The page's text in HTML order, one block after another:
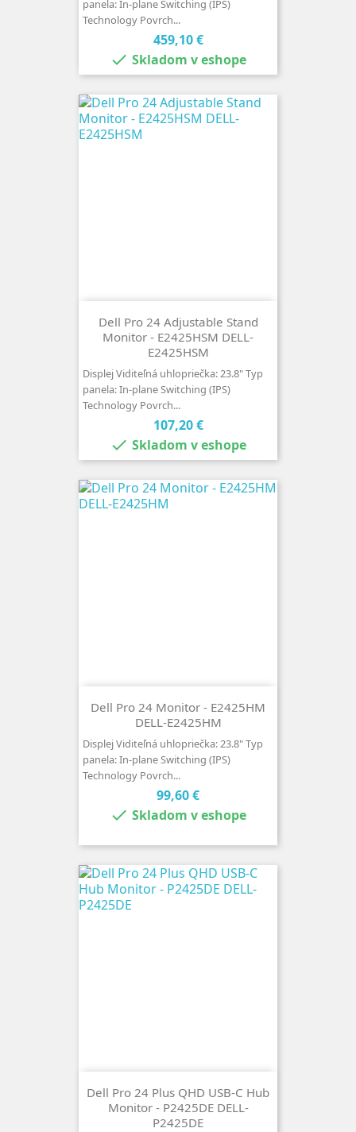
panela: In-plane Switching (IPS)
Technology Povrch...
Cena
459,10 €
 Skladom v eshope
Dell Pro 24 Adjustable Stand
Monitor - E2425HSM DELL-
E2425HSM
Displej Viditeľná uhlopriečka: 23.8" Typ
panela: In-plane Switching (IPS)
Technology Povrch...
Cena
107,20 €
 Skladom v eshope
Dell Pro 24 Monitor - E2425HM
DELL-E2425HM
Displej Viditeľná uhlopriečka: 23.8" Typ
panela: In-plane Switching (IPS)
Technology Povrch...
Cena
99,60 €
 Skladom v eshope
Dell Pro 24 Plus QHD USB-C Hub
Monitor - P2425DE DELL-
P2425DE